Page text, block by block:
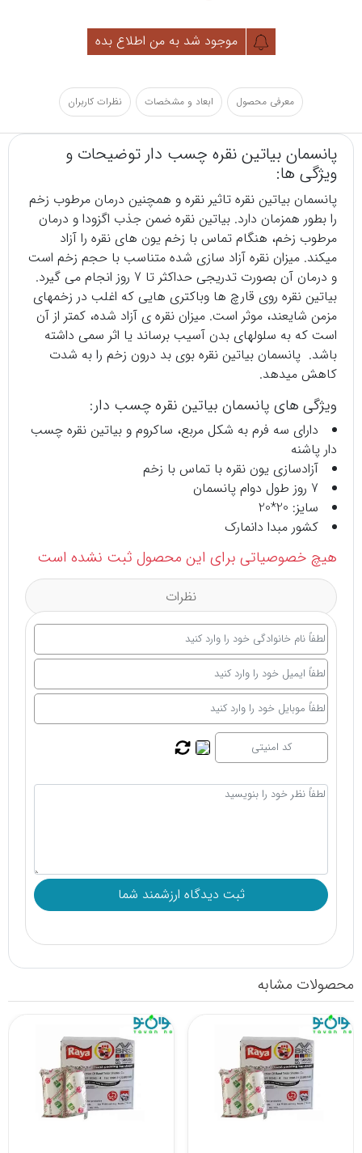
موجود شد به من اطلاع بده
معرفی محصول ابعاد و مشخصات نظرات کاربران
پانسمان بیاتین نقره چسب دار توضیحات و
ویژگی ها:
پانسمان بیاتین نقره تاثیر نقره و همچنین درمان مرطوب زخم
را بطور همزمان دارد. بیاتین نقره ضمن جذب اگزودا و درمان
مرطوب زخم، هنگام تماس با زخم یون‏ های نقره را آزاد
می‏کند. میزان نقره آزاد سازی شده متناسب با حجم زخم است
و درمان آن بصورت تدریجی حداکثر تا 7 روز انجام می‏ گیرد.
بیاتین نقره روی قارچ ها وباکتری هایی که اغلب در زخم‏های
مزمن شایعند، موثر است. میزان نقره‏ ی آزاد شده، کمتر از آن
است که به سلول‏های بدن آسیب برساند یا اثر سمی داشته
باشد. پانسمان بیاتین نقره بوی بد درون زخم را به شدت
کاهش می‏دهد.
ویژگی های پانسمان بیاتین نقره چسب دار:
دارای سه فرم به شکل مربع، ساکروم و بیاتین نقره چسب
‏دار پاشنه
آزادسازی یون نقره با تماس با زخم
7 روز طول دوام پانسمان
سایز: 20*20
کشور مبدا دانمارک
هیچ خصوصیاتی برای این محصول ثبت نشده است
نظرات
محصولات مشابه